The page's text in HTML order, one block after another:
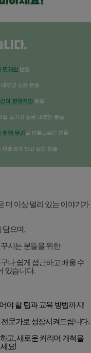
더 이상 멀리 있는 이야기가
담으며,
시는 분들을 위한
나 쉽게 접근하고 배울 수
있습니다.
야 할 팁과 교육 방법까지 !
문가로 성장시켜드립니다.
고,새로운 커리어 개척을
요!